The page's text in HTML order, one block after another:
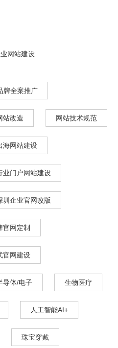
网站建设
牌全案推广
站改造 网站技术规范
海网站建设
业门户网站建设
圳企业官网改版
官网定制
官网建设
导体/电子 生物医疗
人工智能AI+
珠宝穿戴